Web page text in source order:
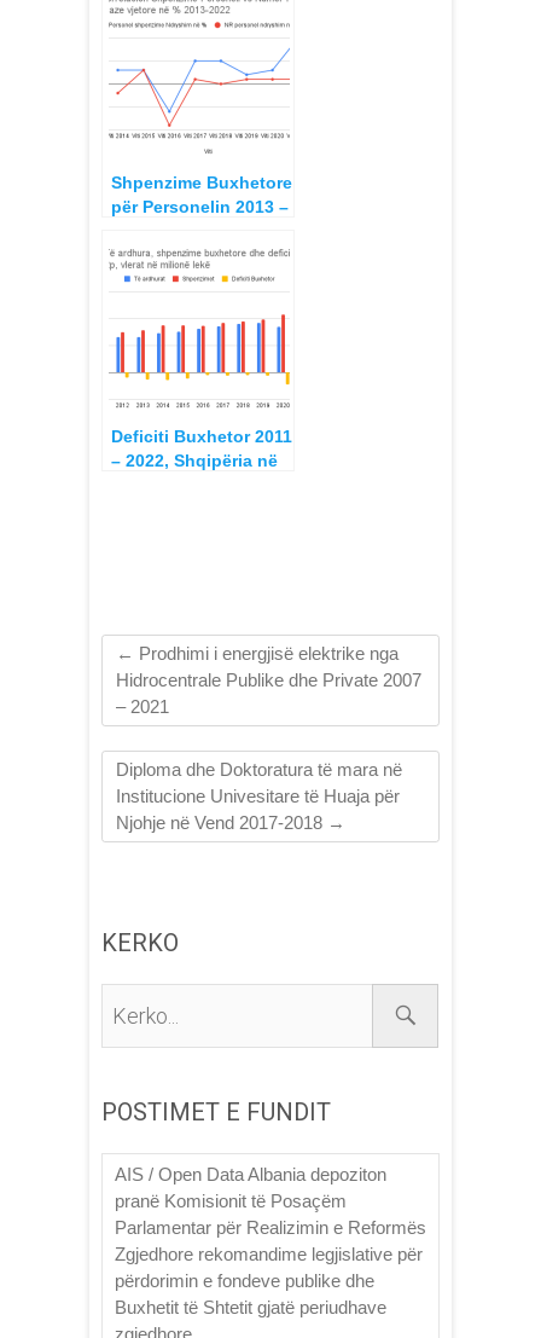
Shëndetësor dhe
Shpenzimet mesatare
për Frymë 2022
Shpenzime Buxhetore
për Personelin 2013 –
Deficiti Buxhetor 2011
– 2022, Shqipëria në
← Prodhimi i energjisë elektrike nga
Hidrocentrale Publike dhe Private 2007
– 2021
Diploma dhe Doktoratura të mara në
Institucione Univesitare të Huaja për
Njohje në Vend 2017-2018 →
KERKO
POSTIMET E FUNDIT
AIS / Open Data Albania depoziton
pranë Komisionit të Posaçëm
Parlamentar për Realizimin e Reformës
Zgjedhore rekomandime legjislative për
përdorimin e fondeve publike dhe
Buxhetit të Shtetit gjatë periudhave
zgjedhore